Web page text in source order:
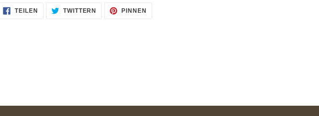
TEILEN
FACEBOOK
TWITTERN
AUF
TWITTER
PINNEN